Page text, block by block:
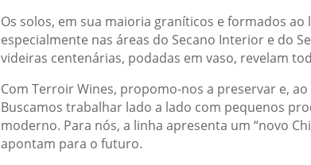
Os solos, em sua maioria graníticos e formados
especialmente nas áreas do Secano Interior e do
videiras centenárias, podadas em vaso, revelam
Com Terroir Wines, propomo-nos a preservar e,
Buscamos trabalhar lado a lado com pequenos
moderno. Para nós, a linha apresenta um “novo
apontam para o futuro.